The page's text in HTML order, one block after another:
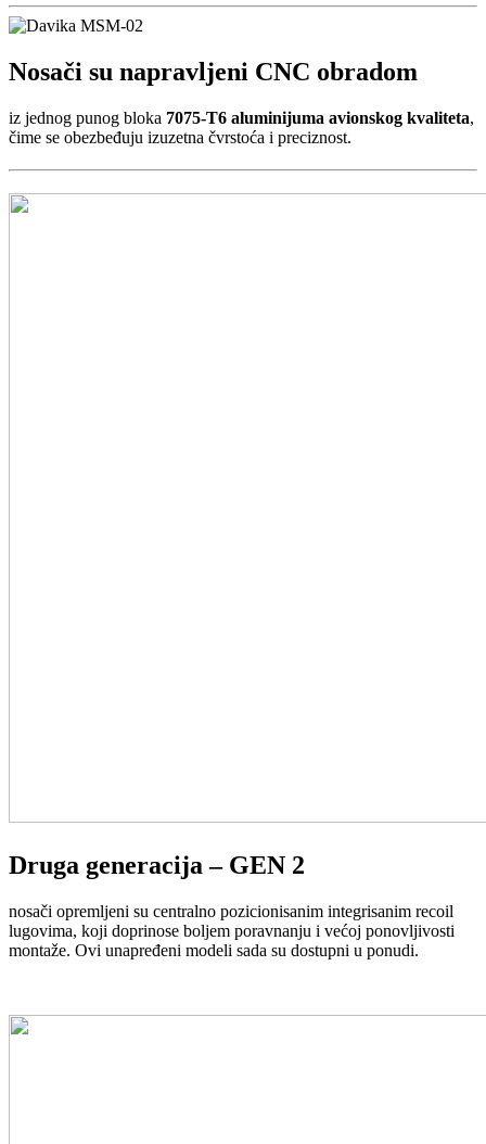
Nosači su napravljeni CNC obradom
iz jednog punog bloka 7075-T6 aluminijuma avionskog kvaliteta,
čime se obezbeđuju izuzetna čvrstoća i preciznost.
Druga generacija – GEN 2
nosači opremljeni su centralno pozicionisanim integrisanim recoil
lugovima, koji doprinose boljem poravnanju i većoj ponovljivosti
montaže. Ovi unapređeni modeli sada su dostupni u ponudi.